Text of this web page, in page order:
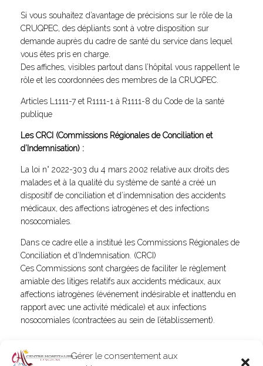
Gérer le consentement aux
Si vous souhaitez d’avantage de précisions sur le rôle de la
CRUQPEC, des dépliants sont à votre disposition sur
demande auprès du cadre de santé du service dans lequel
vous êtes pris en charge.
Des affiches, visibles partout dans l’hôpital vous rappellent le
rôle et les coordonnées des membres de la CRUQPEC.
Articles L1111-7 et R1111-1 à R1111-8 du Code de la santé
publique
Les CRCI (Commissions Régionales de Conciliation et
d’Indemnisation) :
La loi n° 2022-303 du 4 mars 2002 relative aux droits des
malades et à la qualité du système de santé a créé un
dispositif de conciliation et d’indemnisation des accidents
médicaux, des affections iatrogènes et des infections
nosocomiales.
Dans ce cadre elle a institué les Commissions Régionales de
Conciliation et d’Indemnisation. (CRCI)
Ces Commissions sont chargées de faciliter le règlement
amiable des litiges relatifs aux accidents médicaux, aux
affections iatrogènes (événement indésirable et inattendu en
rapport avec une activité médicale) et aux infections
nosocomiales (contractées au sein de l’établissement).
Pour plus d’information :www.oniam.fr